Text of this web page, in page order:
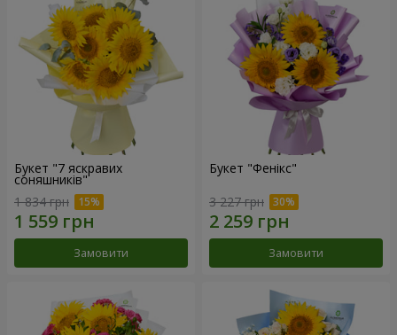
Букет "7 яскравих
соняшників"
1 834 грн
Замовити
Букет "Фенікс"
3 227 грн
Замовити